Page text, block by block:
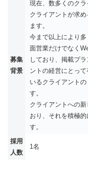
募集
背景
現在、数多くのクラ
クライアントが求
ます。
今まで以上により
面営業だけでなく
しており、掲載プ
ントの経営にとっ
いるクライアント
す。
クライアントへの
おり、それを積極
す。
採用
人数
1名